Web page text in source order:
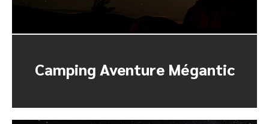
Camping Aventure Mégantic